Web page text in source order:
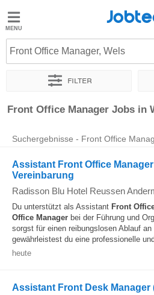
Jobted
Jobs
Front Office Manager, Wels
Filter
Sortieren nach Genauer Standort
Front Office Manager Jobs in
Suchergebnisse - Front Office
Assistant Front Office
Vereinbarung
Radisson Blu Hotel Reussen
Du unterstützt als Assistant Front
Office Manager bei der Führung und
sorgst für einen reibungslosen Ablauf
gewährleistest du eine professionelle
heute
Assistant Front Desk Manager